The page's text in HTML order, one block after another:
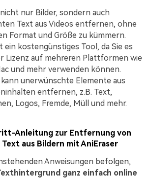
nur Bilder, sondern auch
Text aus Videos entfernen, ohne
Format und Größe zu kümmern.
ein kostengünstiges Tool, da Sie es
Lizenz auf mehreren Plattformen wie
und mehr verwenden können.
unerwünschte Elemente aus
entfernen, z.B. Text,
Logos, Fremde, Müll und mehr.
Anleitung zur Entfernung von
aus Bildern mit AniEraser
Anweisungen befolgen,
ganz einfach online